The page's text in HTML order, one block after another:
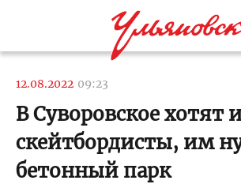
12.08.2022 09:23
В Суворовское хотят
скейтбордисты, им
бетонный парк